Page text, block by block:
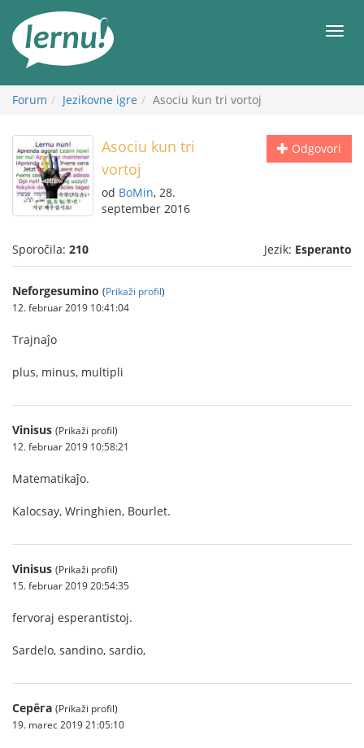
vsebini
Meni
Forum Jezikovne igre Asociu kun tri vortoj
Odgovori
Asociu kun tri
vortoj
od BoMin, 28.
september 2016
Sporočila: 210 Jezik: Esperanto
Neforgesumino (Prikaži profil)
12. februar 2019 10:41:04
Trajnaĵo
plus, minus, multipli
Vinisus (Prikaži profil)
12. februar 2019 10:58:21
Matematikaĵo.
Kalocsay, Wringhien, Bourlet.
Vinisus (Prikaži profil)
15. februar 2019 20:54:35
fervoraj esperantistoj.
Sardelo, sandino, sardio,
Серёга (Prikaži profil)
19. marec 2019 21:05:10